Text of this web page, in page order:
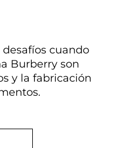
cuando
Burberry son
y la fabricación